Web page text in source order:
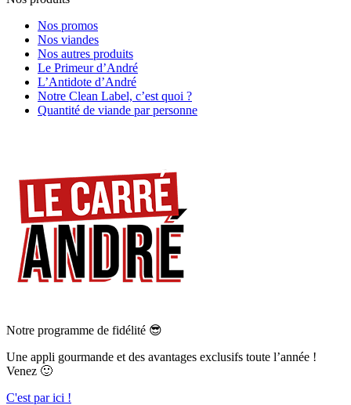
Nos promos
Nos viandes
Nos autres produits
Le Primeur d’André
L’Antidote d’André
Notre Clean Label, c’est quoi ?
Quantité de viande par personne
Notre programme de fidélité 😎
Une appli gourmande et des avantages exclusifs toute l’année !
Venez 🙂
C'est par ici !